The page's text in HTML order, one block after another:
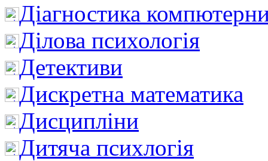
Діагностика
Ділова психологія
Детективи
Дискретна математика
Дисципліни
Дитяча психлогія